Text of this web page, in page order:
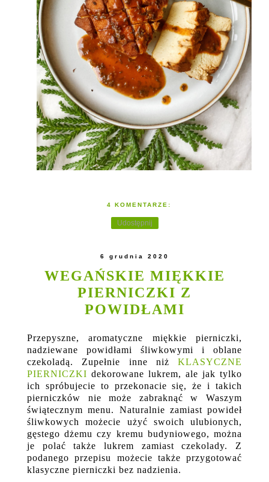
4 KOMENTARZE:
Udostępnij
6 grudnia 2020
WEGAŃSKIE MIĘKKIE
PIERNICZKI Z
POWIDŁAMI
Przepyszne, aromatyczne miękkie pierniczki,
nadziewane powidłami śliwkowymi i oblane
czekoladą. Zupełnie inne niż KLASYCZNE
PIERNICZKI dekorowane lukrem, ale jak tylko
ich spróbujecie to przekonacie się, że i takich
pierniczków nie może zabraknąć w Waszym
świątecznym menu. Naturalnie zamiast powideł
śliwkowych możecie użyć swoich ulubionych,
gęstego dżemu czy kremu budyniowego, można
je polać także lukrem zamiast czekolady. Z
podanego przepisu możecie także przygotować
klasyczne pierniczki bez nadzienia.